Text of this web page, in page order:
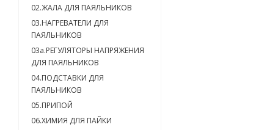
02.ЖАЛА ДЛЯ ПАЯЛЬНИКОВ
03.НАГРЕВАТЕЛИ ДЛЯ
ПАЯЛЬНИКОВ
03a.РЕГУЛЯТОРЫ НАПРЯЖЕНИЯ
ДЛЯ ПАЯЛЬНИКОВ
04.ПОДСТАВКИ ДЛЯ
ПАЯЛЬНИКОВ
05.ПРИПОЙ
06.ХИМИЯ ДЛЯ ПАЙКИ